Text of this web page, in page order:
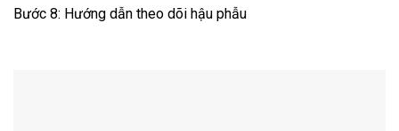
Bước 8: Hướng dẫn theo dõi hậu phẫu